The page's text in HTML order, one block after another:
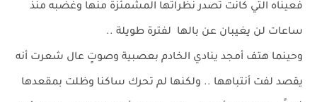
فعيناه التي كانت تصدر نظراتها المشمئزة منها وغضبه منذ
ساعات لن يغيبان عن بالها لفترة طويلة ..
وحينما هتف أمجد ينادي الخادم بعصبية وصوتٍ عال شعرت أنه
يقصد لفت أنتباهها .. ولكنها لم تحرك ساكنا وظلت بمقعدها